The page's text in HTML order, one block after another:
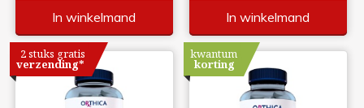
In winkelmand In winkelmand
2 stuks gratis
verzending*
kwantum
korting